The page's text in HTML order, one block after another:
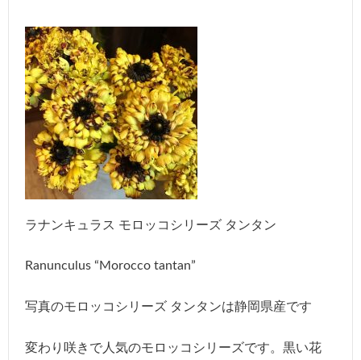
ラナンキュラス モロッコシリーズ タンタン
Ranunculus “Morocco tantan”
写真のモロッコシリーズ タンタンは静岡県産です
変わり咲きで人気のモロッコシリーズです。黒い花